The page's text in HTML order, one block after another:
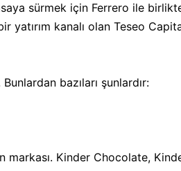
sürmek için Ferrero ile
kanalı olan Teseo Capital
bazıları şunlardır:
markası. Kinder Chocolate,